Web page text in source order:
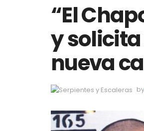
“El
y
nueva
by